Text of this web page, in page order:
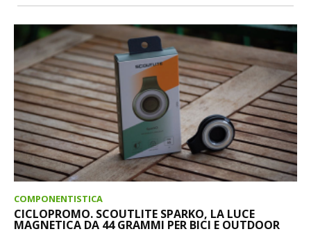
COMPONENTISTICA
CICLOPROMO. SCOUTLITE SPARKO, LA LUCE
MAGNETICA DA 44 GRAMMI PER BICI E OUTDOOR